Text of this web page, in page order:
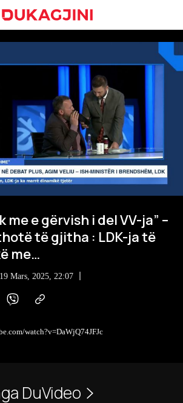
me e gërvish i del VV-ja” –
të gjitha : LDK-ja të
me…
19 Mars, 2025, 22:07
watch?v=DaWjQ74JFJc
DuVideo